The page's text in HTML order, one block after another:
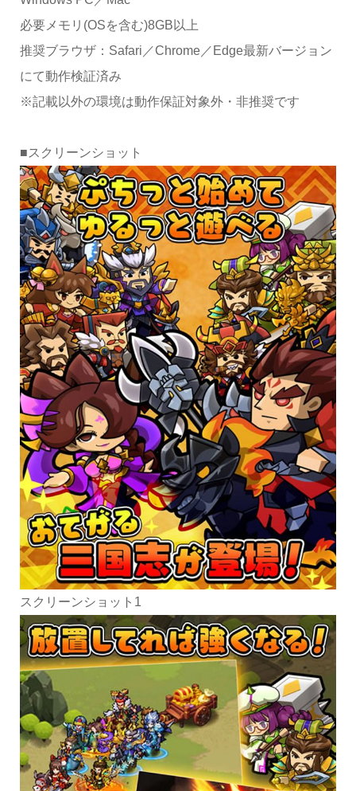
必要メモリ(OSを含む)8GB以上
推奨ブラウザ：Safari／Chrome／Edge最新バージョン
にて動作検証済み
※記載以外の環境は動作保証対象外・非推奨です
■スクリーンショット
スクリーンショット1